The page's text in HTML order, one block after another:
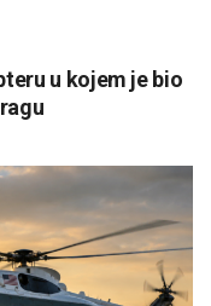
u kojem je bio